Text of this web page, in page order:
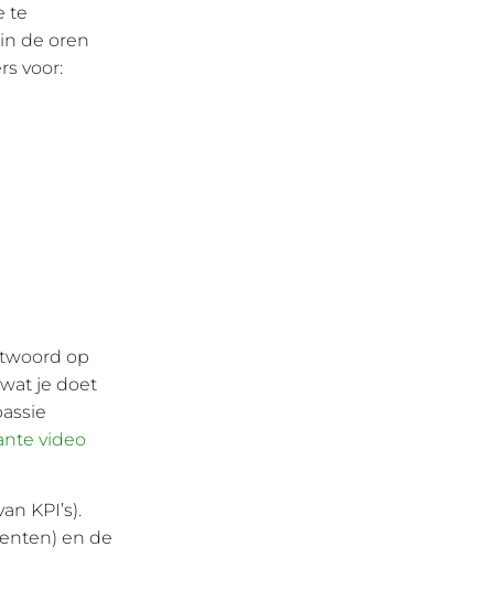
te
de oren
voor:
op
je doet
video
KPI’s).
en de